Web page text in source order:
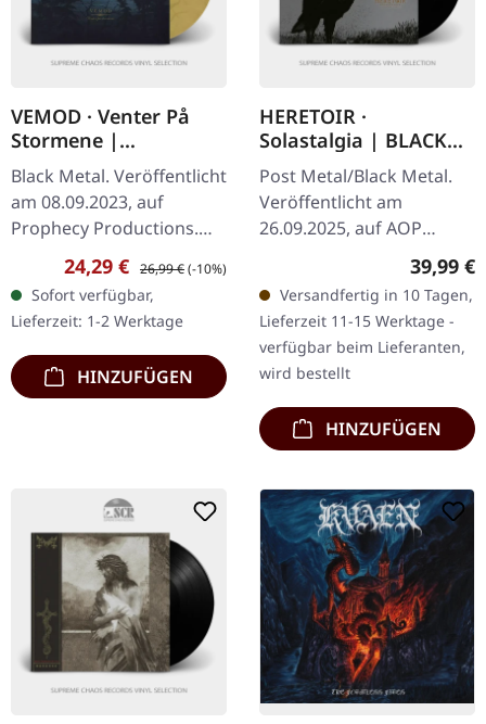
VEMOD · Venter På
Stormene |
GOLD/BLACK
MARBLED LP
Black Metal. Veröffentlicht
am 08.09.2023, auf
Prophecy Productions.
Gold-schwarz
marmoriertes Vinyl. Over
jord, vandrende Venter På
Stormene 2…
Verkaufspreis:
24,29 € Regulärer Preis:
26,99 €(-10%)
Sofort verfügbar,
Lieferzeit: 1-2 Werktage
HINZUFÜGEN
HERETOIR ·
Solastalgia | BLACK
2LP
Post Metal/Black Metal.
Veröffentlicht am
26.09.2025, auf AOP
Records. Schwarzes
Doppel-Vinyl im Gatefold-
Cover mit 12-seitigem
Booklet in…
39,99 €
Versandfertig in 10 Tagen,
Lieferzeit 11-15 Werktage -
verfügbar beim Lieferanten,
wird bestellt
HINZUFÜGEN